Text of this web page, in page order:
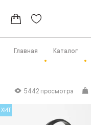
Главная Каталог
5442 просмотра
ХИТ